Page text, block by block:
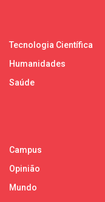
Tecnologia Científica
Humanidades
Saúde
Campus
Opinião
Mundo